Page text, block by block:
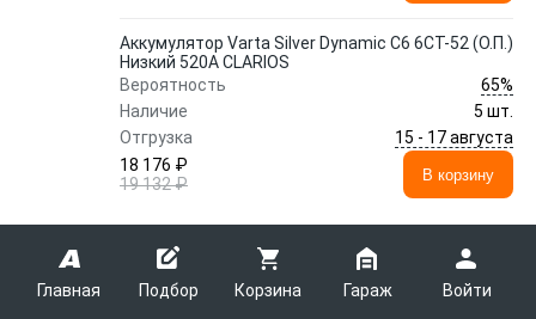
Главная Подбор Корзина Гараж Войти
Аккумулятор Varta Silver Dynamic C6 6СТ-52 (О.П.)
Низкий 520А CLARIOS
Вероятность
65%
Наличие
5 шт.
Отгрузка
15 - 17 августа
18 176 ₽
19 132 ₽
В корзину
Показать еще 1 предложение